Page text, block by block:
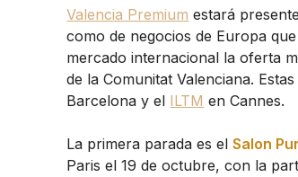
Valencia Premium estará
como de negocios de Europa
mercado internacional la oferta
de la Comunitat Valenciana.
Barcelona y el ILTM en Cannes.
La primera parada es elSalon
Paris el 19 de octubre, con la